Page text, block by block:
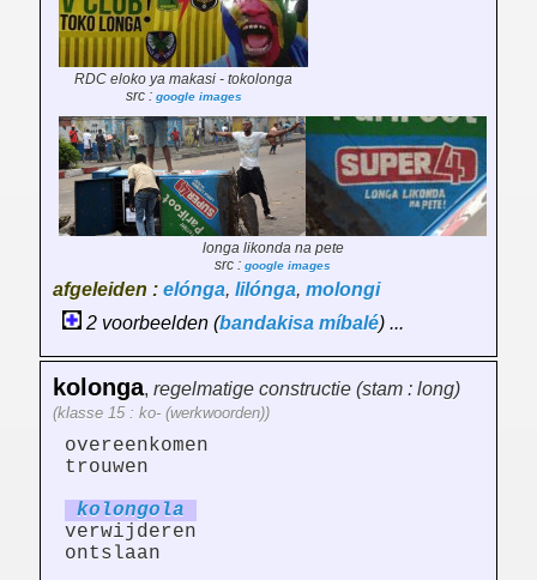
RDC eloko ya makasi - tokolonga
src : google images
longa likonda na pete
src : google images
afgeleiden : elónga, lilónga, molongi
2 voorbeelden (bandakisa míbalé) ...
kolonga, regelmatige constructie (stam : long)
(klasse 15 : ko- (werkwoorden))
overeenkomen
trouwen
kolongola
verwijderen
ontslaan